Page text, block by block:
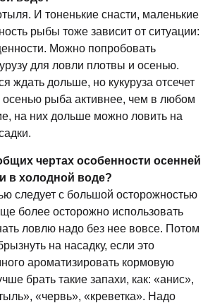
И тоненькие снасти, маленькие
рыбы тоже зависит от ситуации:
Можно попробовать
для ловли плотвы и осенью.
ждать дольше, но кукуруза отсечет
осенью рыба активнее, чем в любом
на них дольше можно ловить на
чертах особенности осенней
в холодной воде?
следует с большой осторожностью
более осторожно использовать
ловлю надо без нее вовсе. Потом
на насадку, если это
ароматизировать кормовую
брать такие запахи, как: «анис»,
«червь», «креветка». Надо